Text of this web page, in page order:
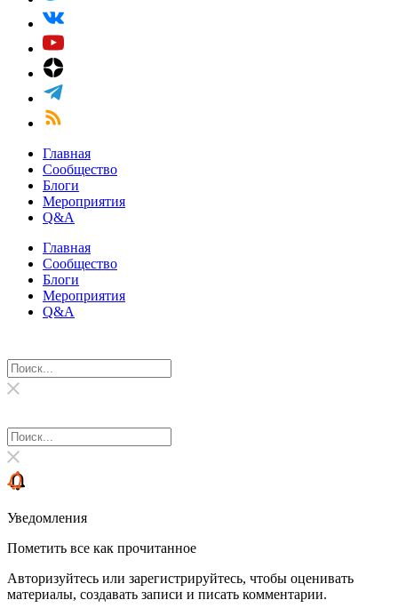
Главная
Сообщество
Блоги
Мероприятия
Q&A
Главная
Сообщество
Блоги
Мероприятия
Q&A
Уведомления
Пометить все как прочитанное
Авторизуйтесь или зарегистрируйтесь, чтобы оценивать
материалы, создавать записи и писать комментарии.